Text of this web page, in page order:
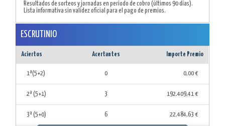
Resultados de sorteos y jornadas en periodo de cobro (últimos 90 días).
Lista informativa sin validez oficial para el pago de premios.
ESCRUTINIO
Aciertos Acertantes Importe Premio
1ª(5+2) 0 0,00 €
2ª (5+1) 3 192.409,41 €
3ª (5+0) 6 22.484,63 €